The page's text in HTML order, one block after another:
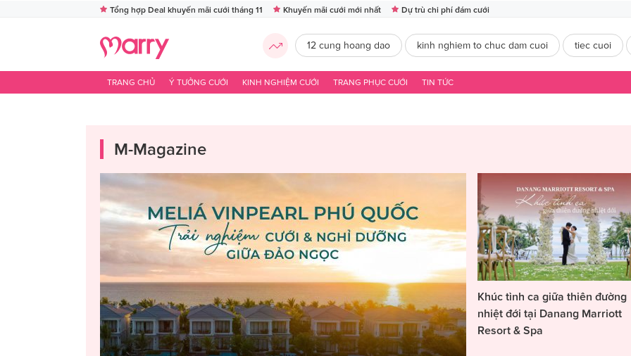
Tổng hợp Deal khuyến mãi cưới tháng 11 Khuyến mãi cưới mới nhất Dự trù chi phí đám cưới
12 cung hoang dao kinh nghiem to chuc dam cuoi tiec cuoi
TRANG CHỦ Ý TƯỞNG CƯỚI KINH NGHIỆM CƯỚI TRANG PHỤC CƯỚI TIN TỨC
M-Magazine
Khúc tình ca giữa thiên đường
nhiệt đới tại Danang Marriott
Resort & Spa